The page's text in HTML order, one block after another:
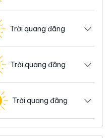
Trời quang đãng
Trời quang đãng
Trời quang đãng